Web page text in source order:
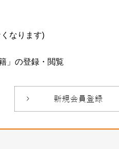
なります)
」の登録・閲覧